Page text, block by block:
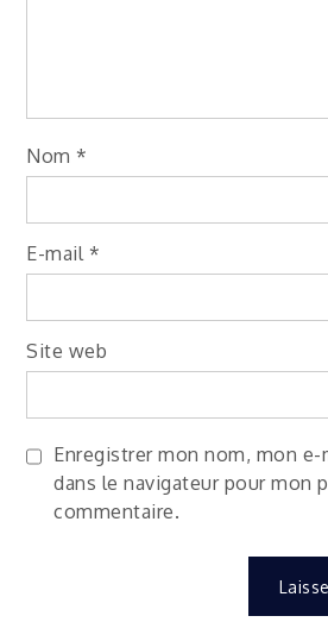
Nom *
E-mail *
Site web
Enregistrer mon nom, mon
dans le navigateur pour mon
commentaire.